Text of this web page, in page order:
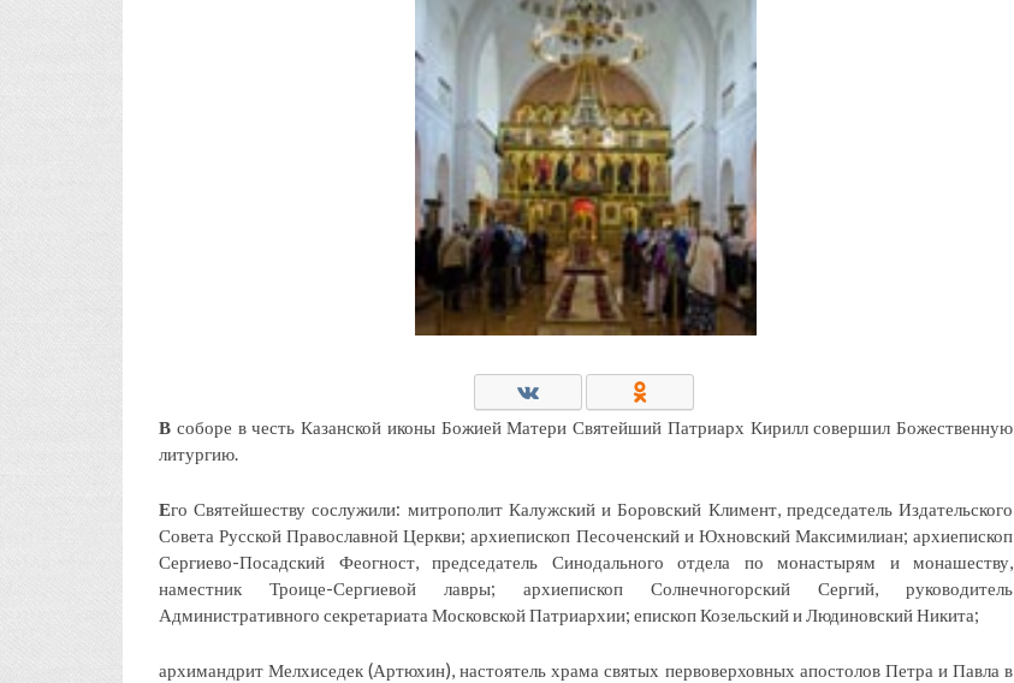
КОНТАКТЫ/РЕКВИЗИТЫ
В соборе в честь Казанской иконы Божией Матери Святейший Патриарх Кирилл совершил Божественную
литургию.
Его Святейшеству сослужили: митрополит Калужский и Боровский Климент, председатель Издательского
Совета Русской Православной Церкви; архиепископ Песоченский и Юхновский Максимилиан; архиепископ
Сергиево-Посадский Феогност, председатель Синодального отдела по монастырям и монашеству,
наместник Троице-Сергиевой лавры; архиепископ Солнечногорский Сергий, руководитель
Административного секретариата Московской Патриархии; епископ Козельский и Людиновский Никита;
архимандрит Мелхиседек (Артюхин), настоятель храма святых первоверховных апостолов Петра и Павла в